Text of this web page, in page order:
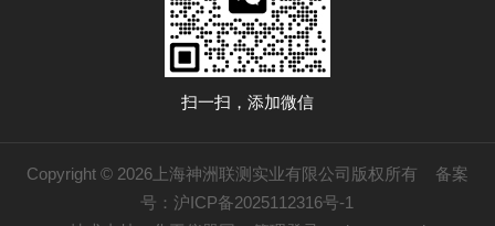
扫一扫，添加微信
Copyright © 2026上海神洲联测实业有限公司版权所有 备案
号：沪ICP备2025112316号-1